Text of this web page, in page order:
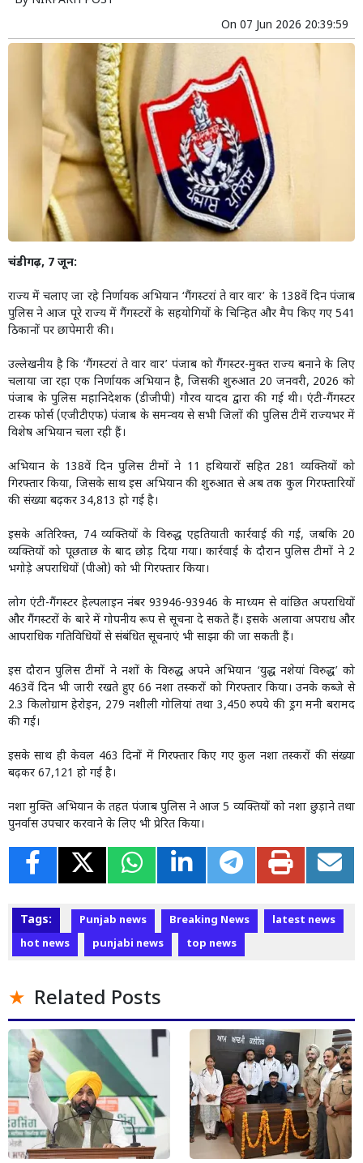
On 07 Jun 2026 20:39:59
चंडीगढ़, 7 जून:
राज्य में चलाए जा रहे निर्णायक अभियान ‘गैंगस्टरां ते वार वार’ के 138वें दिन पंजाब
पुलिस ने आज पूरे राज्य में गैंगस्टरों के सहयोगियों के चिन्हित और मैप किए गए 541
ठिकानों पर छापेमारी की।
उल्लेखनीय है कि ‘गैंगस्टरां ते वार वार’ पंजाब को गैंगस्टर-मुक्त राज्य बनाने के लिए
चलाया जा रहा एक निर्णायक अभियान है, जिसकी शुरुआत 20 जनवरी, 2026 को
पंजाब के पुलिस महानिदेशक (डीजीपी) गौरव यादव द्वारा की गई थी। एंटी-गैंगस्टर
टास्क फोर्स (एजीटीएफ) पंजाब के समन्वय से सभी जिलों की पुलिस टीमें राज्यभर में
विशेष अभियान चला रही हैं।
अभियान के 138वें दिन पुलिस टीमों ने 11 हथियारों सहित 281 व्यक्तियों को
गिरफ्तार किया, जिसके साथ इस अभियान की शुरुआत से अब तक कुल गिरफ्तारियों
की संख्या बढ़कर 34,813 हो गई है।
इसके अतिरिक्त, 74 व्यक्तियों के विरुद्ध एहतियाती कार्रवाई की गई, जबकि 20
व्यक्तियों को पूछताछ के बाद छोड़ दिया गया। कार्रवाई के दौरान पुलिस टीमों ने 2
भगोड़े अपराधियों (पीओ) को भी गिरफ्तार किया।
लोग एंटी-गैंगस्टर हेल्पलाइन नंबर 93946-93946 के माध्यम से वांछित अपराधियों
और गैंगस्टरों के बारे में गोपनीय रूप से सूचना दे सकते हैं। इसके अलावा अपराध और
आपराधिक गतिविधियों से संबंधित सूचनाएं भी साझा की जा सकती हैं।
इस दौरान पुलिस टीमों ने नशों के विरुद्ध अपने अभियान ‘युद्ध नशेयां विरुद्ध’ को
463वें दिन भी जारी रखते हुए 66 नशा तस्करों को गिरफ्तार किया। उनके कब्जे से
2.3 किलोग्राम हेरोइन, 279 नशीली गोलियां तथा 3,450 रुपये की ड्रग मनी बरामद
की गई।
इसके साथ ही केवल 463 दिनों में गिरफ्तार किए गए कुल नशा तस्करों की संख्या
बढ़कर 67,121 हो गई है।
नशा मुक्ति अभियान के तहत पंजाब पुलिस ने आज 5 व्यक्तियों को नशा छुड़ाने तथा
पुनर्वास उपचार करवाने के लिए भी प्रेरित किया।
Tags: Punjab news Breaking News
latest news
hot news
punjabi news top news
Related Posts